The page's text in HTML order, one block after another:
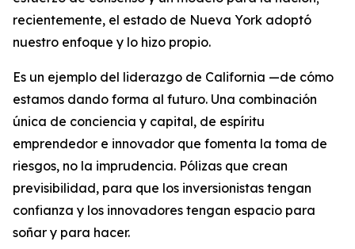
recientemente, el estado de Nueva York adoptó
nuestro enfoque y lo hizo propio.
Es un ejemplo del liderazgo de California —de cómo
estamos dando forma al futuro. Una combinación
única de conciencia y capital, de espíritu
emprendedor e innovador que fomenta la toma de
riesgos, no la imprudencia. Pólizas que crean
previsibilidad, para que los inversionistas tengan
confianza y los innovadores tengan espacio para
soñar y para hacer.